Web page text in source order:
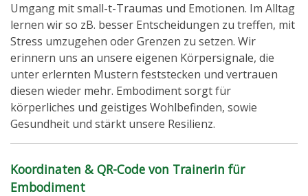
Umgang mit small-t-Traumas und Emotionen. Im Alltag
lernen wir so zB. besser Entscheidungen zu treffen, mit
Stress umzugehen oder Grenzen zu setzen. Wir
erinnern uns an unsere eigenen Körpersignale, die
unter erlernten Mustern feststecken und vertrauen
diesen wieder mehr. Embodiment sorgt für
körperliches und geistiges Wohlbefinden, sowie
Gesundheit und stärkt unsere Resilienz.
Koordinaten & QR-Code von Trainerin für
Embodiment